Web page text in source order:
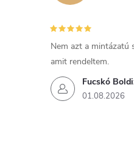
Fucskó
01.08.2026
Nem azt a mintázatú
amit rendeltem.